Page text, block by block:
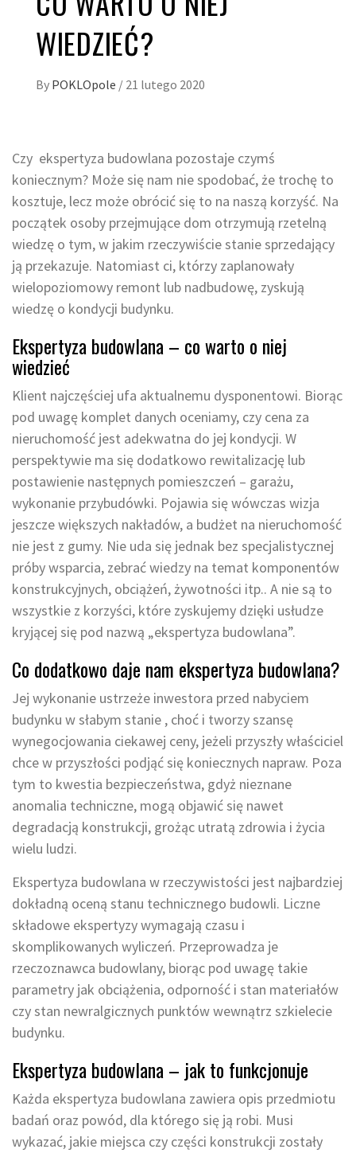
WIEDZIEĆ?
By POKLOpole / 21 lutego 2020
Czy ekspertyza budowlana pozostaje czymś
koniecznym? Może się nam nie spodobać, że trochę to
kosztuje, lecz może obrócić się to na naszą korzyść. Na
początek osoby przejmujące dom otrzymują rzetelną
wiedzę o tym, w jakim rzeczywiście stanie sprzedający
ją przekazuje. Natomiast ci, którzy zaplanowały
wielopoziomowy remont lub nadbudowę, zyskują
wiedzę o kondycji budynku.
Ekspertyza budowlana – co warto o niej
wiedzieć
Klient najczęściej ufa aktualnemu dysponentowi. Biorąc
pod uwagę komplet danych oceniamy, czy cena za
nieruchomość jest adekwatna do jej kondycji. W
perspektywie ma się dodatkowo rewitalizację lub
postawienie następnych pomieszczeń – garażu,
wykonanie przybudówki. Pojawia się wówczas wizja
jeszcze większych nakładów, a budżet na nieruchomość
nie jest z gumy. Nie uda się jednak bez specjalistycznej
próby wsparcia, zebrać wiedzy na temat komponentów
konstrukcyjnych, obciążeń, żywotności itp.. A nie są to
wszystkie z korzyści, które zyskujemy dzięki usłudze
kryjącej się pod nazwą „ekspertyza budowlana”.
Co dodatkowo daje nam ekspertyza budowlana?
Jej wykonanie ustrzeże inwestora przed nabyciem
budynku w słabym stanie , choć i tworzy szansę
wynegocjowania ciekawej ceny, jeżeli przyszły właściciel
chce w przyszłości podjąć się koniecznych napraw. Poza
tym to kwestia bezpieczeństwa, gdyż nieznane
anomalia techniczne, mogą objawić się nawet
degradacją konstrukcji, grożąc utratą zdrowia i życia
wielu ludzi.
Ekspertyza budowlana w rzeczywistości jest najbardziej
dokładną oceną stanu technicznego budowli. Liczne
składowe ekspertyzy wymagają czasu i
skomplikowanych wyliczeń. Przeprowadza je
rzeczoznawca budowlany, biorąc pod uwagę takie
parametry jak obciążenia, odporność i stan materiałów
czy stan newralgicznych punktów wewnątrz szkielecie
budynku.
Ekspertyza budowlana – jak to funkcjonuje
Każda ekspertyza budowlana zawiera opis przedmiotu
badań oraz powód, dla którego się ją robi. Musi
wykazać, jakie miejsca czy części konstrukcji zostały